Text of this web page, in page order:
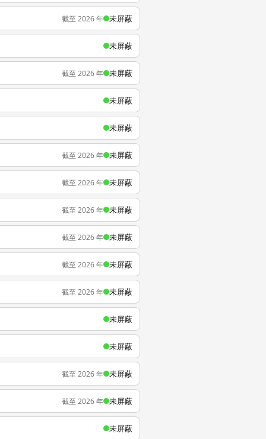
截至 2026 年 未屏蔽
未屏蔽
截至 2026 年 未屏蔽
未屏蔽
未屏蔽
截至 2026 年 未屏蔽
截至 2026 年 未屏蔽
截至 2026 年 未屏蔽
截至 2026 年 未屏蔽
截至 2026 年 未屏蔽
截至 2026 年 未屏蔽
未屏蔽
未屏蔽
截至 2026 年 未屏蔽
截至 2026 年 未屏蔽
未屏蔽